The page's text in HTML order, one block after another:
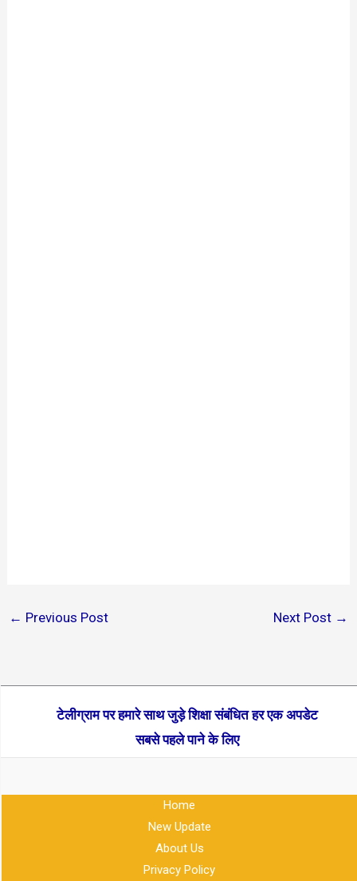
← Previous Post Next Post →
टेलीग्राम पर हमारे साथ जुड़े शिक्षा संबंधित हर एक अपडेट
सबसे पहले पाने के लिए
Home
New Update
About Us
Privacy Policy